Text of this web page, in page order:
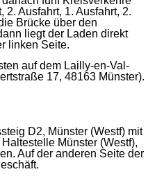
2. Ausfahrt, 1. Ausfahrt, 2.
Brücke über den
liegt der Laden direkt
linken Seite.
auf dem Lailly-en-Val-
17, 48163 Münster).
D2, Münster (Westf) mit
Münster (Westf),
Auf der anderen Seite der